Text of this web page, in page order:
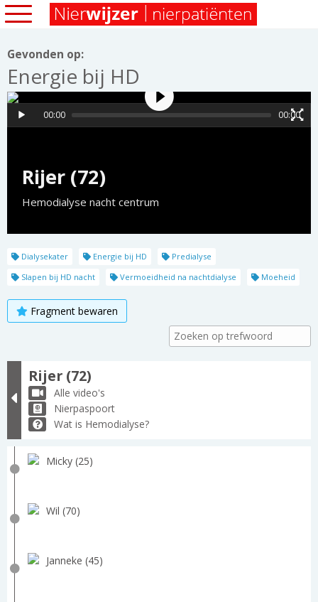
Gevonden op:
Energie bij HD
Rijer (72)
Hemodialyse nacht centrum
00:00 00:00
Dialysekater Energie bij HD
Predialyse
Slapen bij HD nacht
Vermoeidheid na nachtdialyse Moeheid
Fragment bewaren
Rijer (72)
Alle video's
Nierpaspoort
Wat is Hemodialyse?
Micky (25)
Wil (70)
Janneke (45)